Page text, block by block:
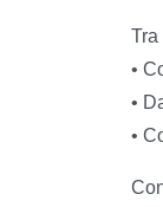
Tra
•
•
•